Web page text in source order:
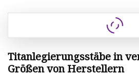
Titanlegierungsstäbe in
Größen von Herstellern